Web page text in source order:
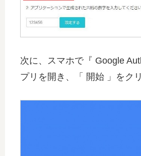
次に、スマホで『 Google
プリを開き、「 開始 」をク